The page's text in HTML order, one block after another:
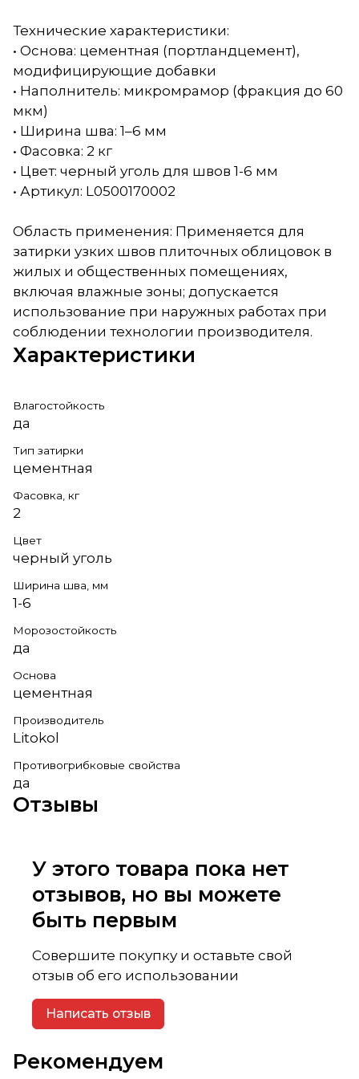
Технические характеристики:
• Основа: цементная (портландцемент),
модифицирующие добавки
• Наполнитель: микромрамор (фракция до 60
мкм)
• Ширина шва: 1–6 мм
• Фасовка: 2 кг
• Цвет: черный уголь для швов 1-6 мм
• Артикул: L0500170002
Область применения: Применяется для
затирки узких швов плиточных облицовок в
жилых и общественных помещениях,
включая влажные зоны; допускается
использование при наружных работах при
соблюдении технологии производителя.
Характеристики
Влагостойкость
да
Тип затирки
цементная
Фасовка, кг
2
Цвет
черный уголь
Ширина шва, мм
1-6
Морозостойкость
да
Основа
цементная
Производитель
Litokol
Противогрибковые свойства
да
Отзывы
У этого товара пока нет
отзывов, но вы можете
быть первым
Совершите покупку и оставьте свой
отзыв об его использовании
Написать отзыв
Рекомендуем